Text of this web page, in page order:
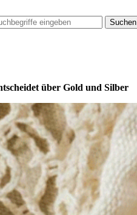
Suchen
über Gold und Silber